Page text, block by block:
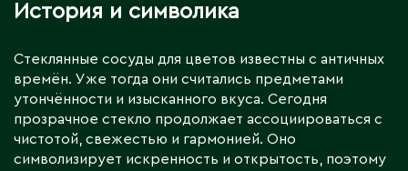
История и символика
Стеклянные сосуды для цветов известны с античных
времён. Уже тогда они считались предметами
утончённости и изысканного вкуса. Сегодня
прозрачное стекло продолжает ассоциироваться с
чистотой, свежестью и гармонией. Оно
символизирует искренность и открытость, поэтому